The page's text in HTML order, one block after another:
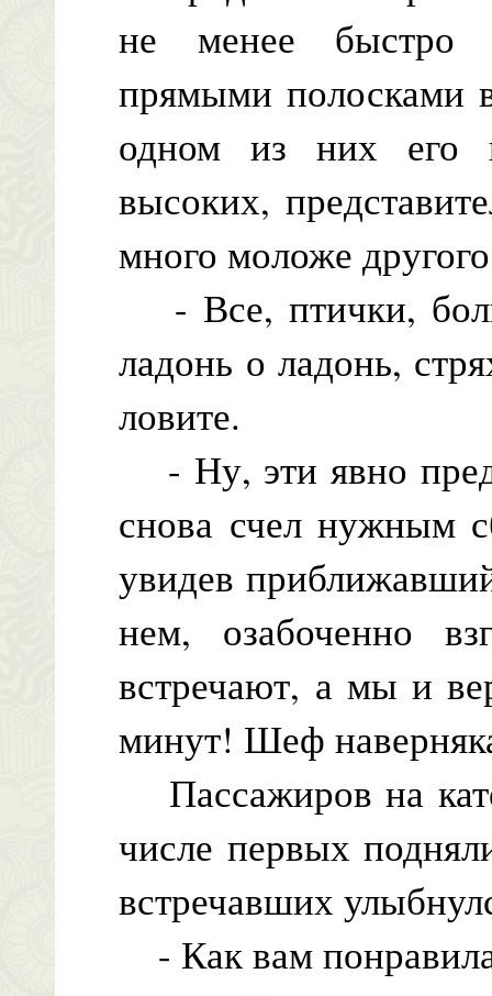
не менее быстро
прямыми полосками
одном из них его
высоких,
много моложе
- Все, птички,
ладонь о ладонь,
ловите.
- Ну, эти явно
снова счел нужным
увидев
нем, озабоченно
встречают, а мы и
минут! Шеф
Пассажиров на
числе первых
встречавших
- Как вам